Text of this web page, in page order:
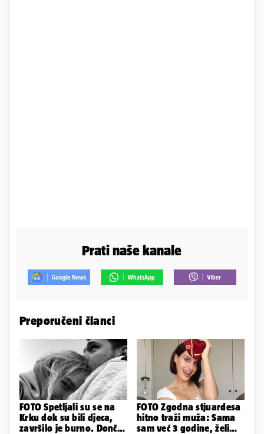
Prati naše kanale
Preporučeni članci
FOTO Spetljali su se na
Krku dok su bili djeca,
završilo je burno. Dončić
FOTO Zgodna stjuardesa
hitno traži muža: Sama
sam već 3 godine, želim